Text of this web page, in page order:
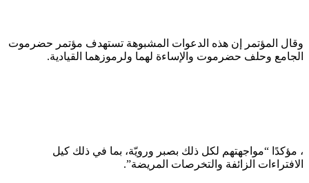
وقال المؤتمر إن هذه الدعوات المشبوهة تستهدف مؤتمر حضرموت
الجامع وحلف حضرموت والإساءة لهما ولرموزهما القيادية.
، مؤكدًا “مواجهتهم لكل ذلك بصبر ورويّة، بما في ذلك كيل
الافتراءات الزائفة والتخرصات المريضة”.